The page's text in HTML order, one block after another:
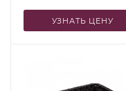
УЗНАТЬ ЦЕНУ